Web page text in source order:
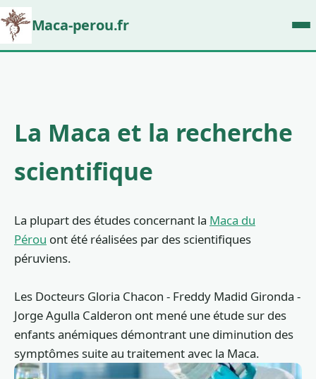
Maca-perou.fr
La Maca et la recherche
scientifique
La plupart des études concernant la Maca du
Pérou ont été réalisées par des scientifiques
péruviens.
Les Docteurs Gloria Chacon - Freddy Madid Gironda -
Jorge Agulla Calderon ont mené une étude sur des
enfants anémiques démontrant une diminution des
symptômes suite au traitement avec la Maca.